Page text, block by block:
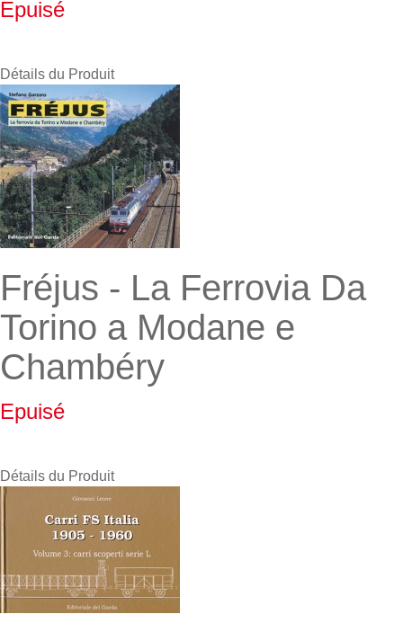
Epuisé
Détails du Produit
Fréjus - La Ferrovia Da
Torino a Modane e
Chambéry
Epuisé
Détails du Produit